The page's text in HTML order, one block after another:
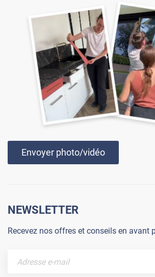
Envoyer photo/vidéo
NEWSLETTER
Recevez nos offres et conseils en avant